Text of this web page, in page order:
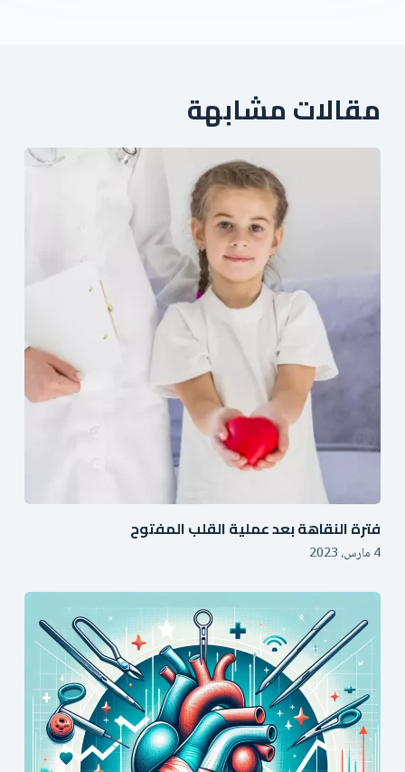
مقالات مشابهة
فترة النقاهة بعد عملية القلب المفتوح
4 مارس، 2023